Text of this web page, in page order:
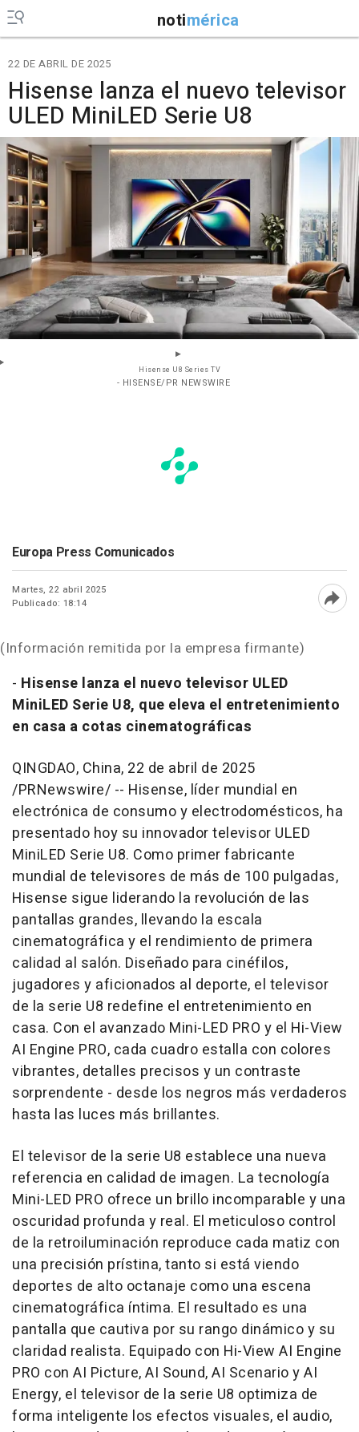
notimérica
22 DE ABRIL DE 2025
Hisense lanza el nuevo televisor
ULED MiniLED Serie U8
Hisense U8 Series TV
- HISENSE/PR NEWSWIRE
Europa Press Comunicados
Martes, 22 abril 2025
Publicado: 18:14
(Información remitida por la empresa firmante)
- Hisense lanza el nuevo televisor ULED
MiniLED Serie U8, que eleva el entretenimiento
en casa a cotas cinematográficas
QINGDAO, China, 22 de abril de 2025
/PRNewswire/ -- Hisense, líder mundial en
electrónica de consumo y electrodomésticos, ha
presentado hoy su innovador televisor ULED
MiniLED Serie U8. Como primer fabricante
mundial de televisores de más de 100 pulgadas,
Hisense sigue liderando la revolución de las
pantallas grandes, llevando la escala
cinematográfica y el rendimiento de primera
calidad al salón. Diseñado para cinéfilos,
jugadores y aficionados al deporte, el televisor
de la serie U8 redefine el entretenimiento en
casa. Con el avanzado Mini-LED PRO y el Hi-View
AI Engine PRO, cada cuadro estalla con colores
vibrantes, detalles precisos y un contraste
sorprendente - desde los negros más verdaderos
hasta las luces más brillantes.
El televisor de la serie U8 establece una nueva
referencia en calidad de imagen. La tecnología
Mini-LED PRO ofrece un brillo incomparable y una
oscuridad profunda y real. El meticuloso control
de la retroiluminación reproduce cada matiz con
una precisión prístina, tanto si está viendo
deportes de alto octanaje como una escena
cinematográfica íntima. El resultado es una
pantalla que cautiva por su rango dinámico y su
claridad realista. Equipado con Hi-View AI Engine
PRO con AI Picture, AI Sound, AI Scenario y AI
Energy, el televisor de la serie U8 optimiza de
forma inteligente los efectos visuales, el audio,